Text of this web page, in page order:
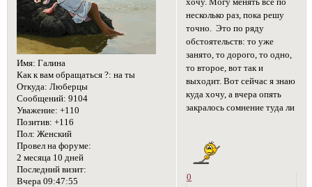
Имя: Галина
Как к вам обращаться ?: на ты
Откуда: Люберцы
Сообщений: 9104
Уважение: +110
Позитив: +116
Пол: Женский
Провел на форуме:
2 месяца 10 дней
Последний визит:
Вчера 09:47:55
хочу. Могу менять все по
несколько раз, пока решу
точно. Это по ряду
обстоятельств: то уже
занято, то дорого, то одно,
то второе, вот так и
выходит. Вот сейчас я знаю
куда хочу, а вчера опять
закралось сомнение туда ли
0